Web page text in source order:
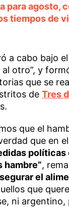
para agosto,
tiempos de
a cabo bajo
otro”, y
que se
de Tres
que el
que en
políticas
hambre”,
el
que
ni argentino,